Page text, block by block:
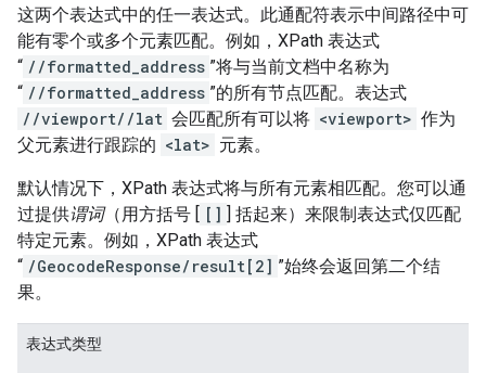
这两个表达式中的任一表达式。此通配符表示中间路径中可
能有零个或多个元素匹配。例如，XPath 表达式
“ //formatted_address ”将与当前文档中名称为
“ //formatted_address ”的所有节点匹配。表达式
//viewport//lat 会匹配所有可以将 <viewport> 作为
父元素进行跟踪的 <lat> 元素。
默认情况下，XPath 表达式将与所有元素相匹配。您可以通
过提供谓词（用方括号 [ [] ] 括起来）来限制表达式仅匹配
特定元素。例如，XPath 表达式
“ /GeocodeResponse/result[2] ”始终会返回第二个结
果。
表达式类型